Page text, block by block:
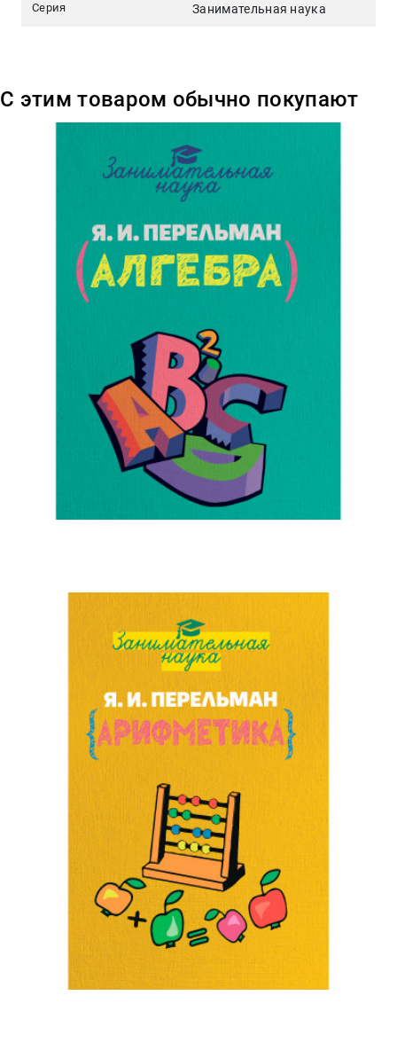
Серия Занимательная наука
С этим товаром обычно покупают